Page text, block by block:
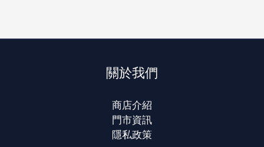
關於我們
商店介紹
門市資訊
隱私政策